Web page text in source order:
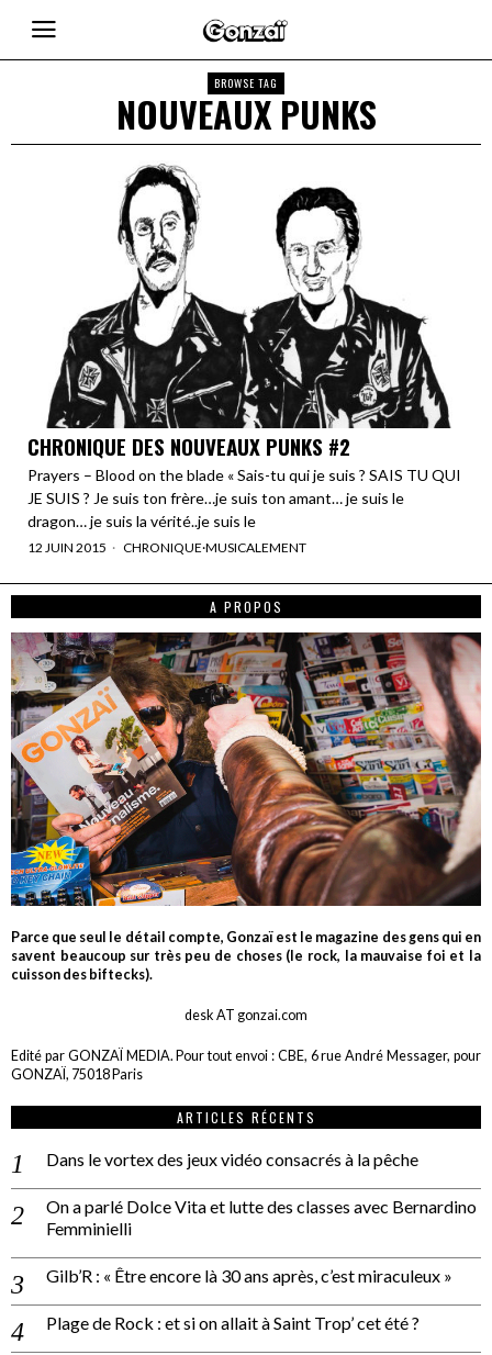
BROWSE TAG
NOUVEAUX PUNKS
CHRONIQUE DES NOUVEAUX PUNKS #2
Prayers – Blood on the blade « Sais-tu qui je suis ? SAIS TU QUI
JE SUIS ? Je suis ton frère…je suis ton amant… je suis le
dragon… je suis la vérité..je suis le
12 JUIN 2015 CHRONIQUE·MUSICALEMENT
A PROPOS
Parce que seul le détail compte, Gonzaï est le magazine des gens qui en
savent beaucoup sur très peu de choses (le rock, la mauvaise foi et la
cuisson des biftecks).
desk AT gonzai.com
Edité par GONZAÏ MEDIA. Pour tout envoi : CBE, 6 rue André Messager, pour
GONZAÏ, 75018 Paris
ARTICLES RÉCENTS
Dans le vortex des jeux vidéo consacrés à la pêche
On a parlé Dolce Vita et lutte des classes avec Bernardino
Femminielli
Gilb’R : « Être encore là 30 ans après, c’est miraculeux »
Plage de Rock : et si on allait à Saint Trop’ cet été ?